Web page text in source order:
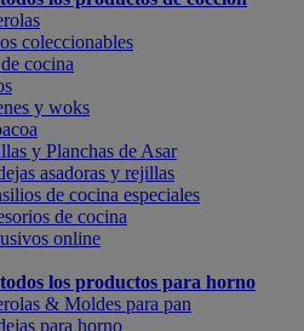
coleccionables
cocina
y woks
y Planchas de Asar
asadoras y rejillas
de cocina especiales
de cocina
online
los productos para horno
& Moldes para pan
para horno